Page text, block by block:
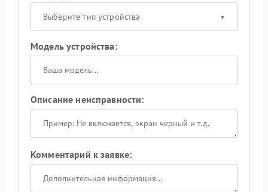
Выберите тип устройства
Модель устройства:
Описание неисправности:
Комментарий к заявке: